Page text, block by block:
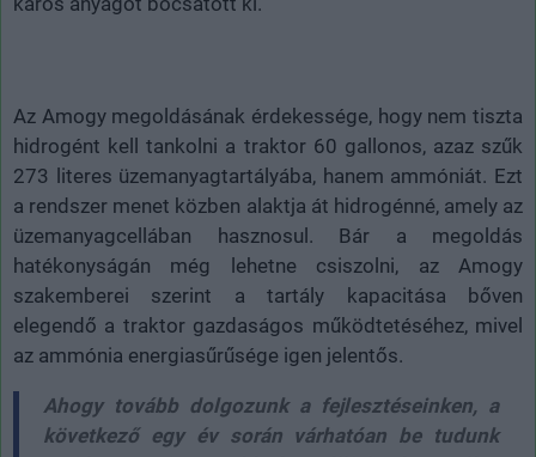
Az Amogy megoldásának érdekessége, hogy nem tiszta
hidrogént kell tankolni a traktor 60 gallonos, azaz szűk
273 literes üzemanyagtartályába, hanem ammóniát. Ezt
a rendszer menet közben alaktja át hidrogénné, amely az
üzemanyagcellában hasznosul. Bár a megoldás
hatékonyságán még lehetne csiszolni, az Amogy
szakemberei szerint a tartály kapacitása bőven
elegendő a traktor gazdaságos működtetéséhez, mivel
az ammónia energiasűrűsége igen jelentős.
Ahogy tovább dolgozunk a fejlesztéseinken, a
következő egy év során várhatóan be tudunk